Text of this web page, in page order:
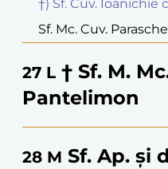
†) Sf. Cuv. Ioanichie
Sf. Mc. Cuv.
27 L † Sf. M.
Pantelimon
28 M Sf. Ap. și